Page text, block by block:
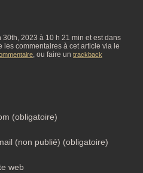
2023 à 10 h 21 min et est dans
les commentaires à cet article via le
, ou faire un trackback
(obligatoire)
(non publié) (obligatoire)
web